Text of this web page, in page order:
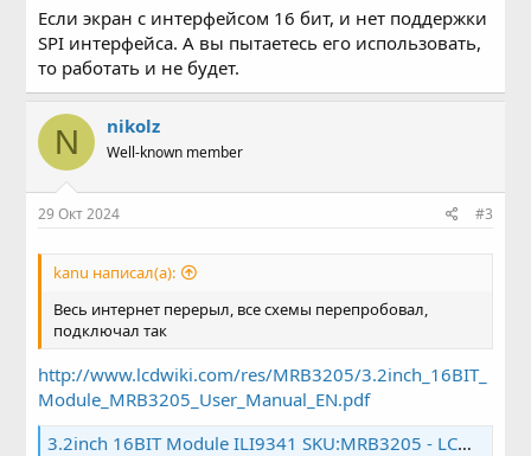
Если экран с интерфейсом 16 бит, и нет поддержки
SPI интерфейса. А вы пытаетесь его использовать,
то работать и не будет.
N nikolz
Well-known member
29 Окт 2024 #3
kanu написал(а):
Весь интернет перерыл, все схемы перепробовал,
подключал так
http://www.lcdwiki.com/res/MRB3205/3.2inch_16BIT_
Module_MRB3205_User_Manual_EN.pdf
3.2inch 16BIT Module ILI9341 SKU:MRB3205 - LCD wiki